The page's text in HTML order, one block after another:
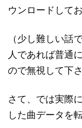
ウンロードして
（少し難しい話
人であれば普通
ので無視して下さ
さて、では実際
した曲データを